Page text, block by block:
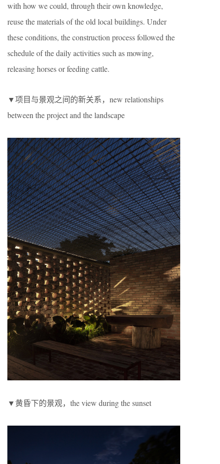
with how we could, through their own knowledge,
reuse the materials of the old local buildings. Under
these conditions, the construction process followed the
schedule of the daily activities such as mowing,
releasing horses or feeding cattle.
▼项目与景观之间的新关系，new relationships
between the project and the landscape
▼黄昏下的景观，the view during the sunset